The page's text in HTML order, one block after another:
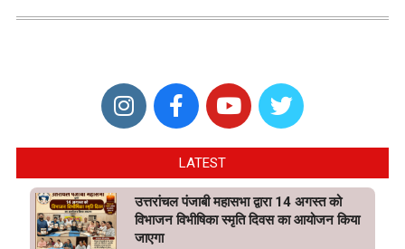
LATEST
उत्तरांचल पंजाबी महासभा द्वारा 14 अगस्त को
विभाजन विभीषिका स्मृति दिवस का आयोजन किया
जाएगा